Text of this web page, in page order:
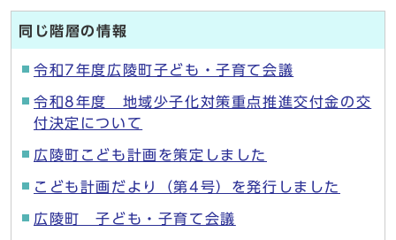
同じ階層の情報
令和7年度広陵町子ども・子育て会議
令和8年度 地域少子化対策重点推進交付金の交
付決定について
広陵町こども計画を策定しました
こども計画だより（第4号）を発行しました
広陵町 子ども・子育て会議